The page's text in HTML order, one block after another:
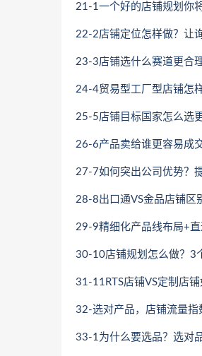
21-1一个好的店铺规划你
22-2店铺定位怎样做？让
23-3店铺选什么赛道更合
24-4贸易型工厂型店铺怎
25-5店铺目标国家怎么选
26-6产品卖给谁更容易成
27-7如何突出公司优势？
28-8出口通VS金品店铺区
29-9精细化产品线布局+
30-10店铺规划怎么做？3
31-11RTS店铺VS定制店
32-选对产品，店铺流量指
33-1为什么要选品？选对